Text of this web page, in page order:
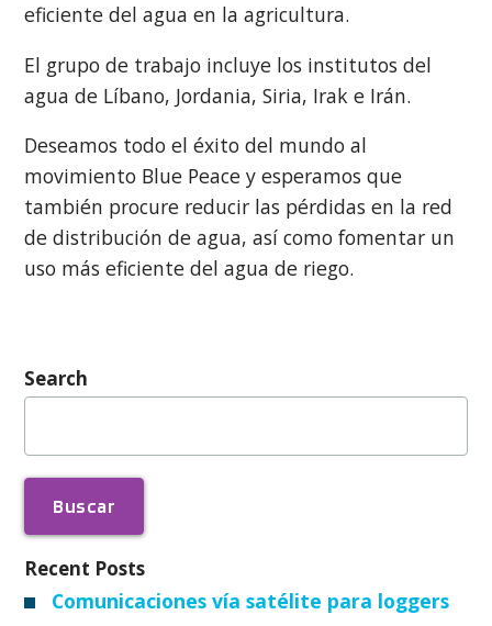
eficiente del agua en la agricultura.
El grupo de trabajo incluye los institutos del
agua de Líbano, Jordania, Siria, Irak e Irán.
Deseamos todo el éxito del mundo al
movimiento Blue Peace y esperamos que
también procure reducir las pérdidas en la red
de distribución de agua, así como fomentar un
uso más eficiente del agua de riego.
Search
Buscar:
Recent Posts
Comunicaciones vía satélite para loggers